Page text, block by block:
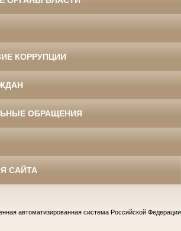
КОРРУПЦИИ
ОБРАЩЕНИЯ
САЙТА
автоматизированная система Российской